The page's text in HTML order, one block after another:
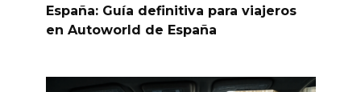
España: Guía definitiva para viajeros
en Autoworld de España